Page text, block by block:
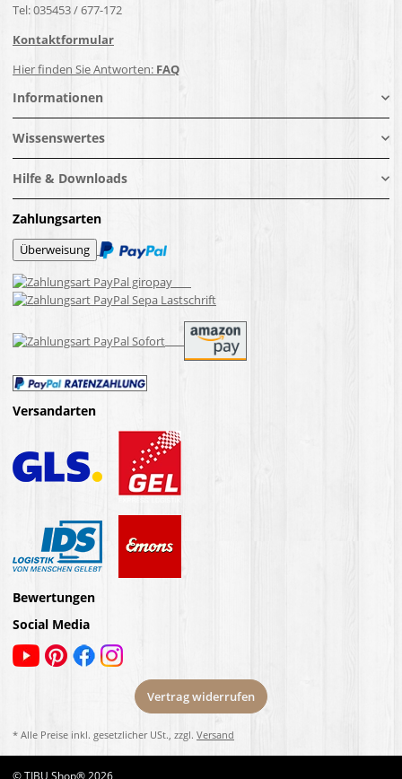
Tel: 035453 / 677-172
Kontaktformular
Hier finden Sie Antworten: FAQ
Informationen
Wissenswertes
Hilfe & Downloads
Zahlungsarten
Versandarten
Bewertungen
Social Media
Vertrag widerrufen
* Alle Preise inkl. gesetzlicher USt., zzgl. Versand